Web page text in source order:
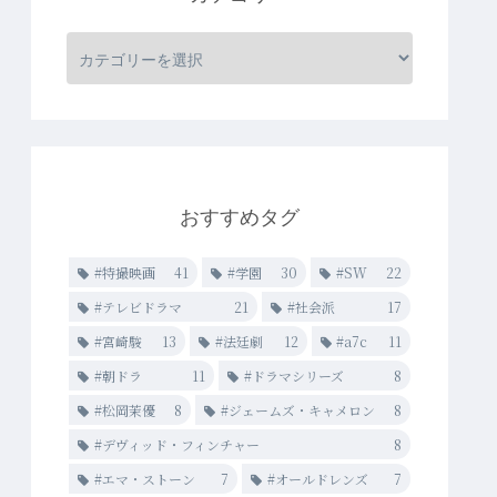
おすすめタグ
#特撮映画 41 #学園 30 #SW
22
#テレビドラマ
21 #社会派
17
#宮崎駿
13 #法廷劇 12 #a7c
11
#朝ドラ
11 #ドラマシリーズ
8
#松岡茉優
8 #ジェームズ・キャメロン
8
#デヴィッド・フィンチャー
8
#エマ・ストーン
7 #オールドレンズ
7